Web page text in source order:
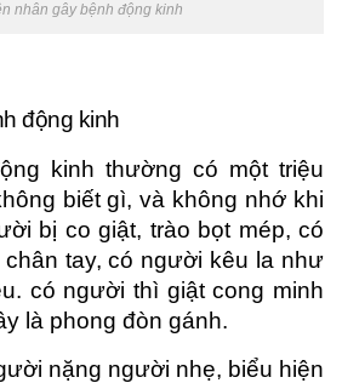
nhân gây bệnh động kinh
động kinh
kinh thường có một triệu
biết gì, và không nhớ khi
bị co giật, trào bọt mép, có
tay, có người kêu la như
có người thì giật cong minh
là phong đòn gánh.
nặng người nhẹ, biểu hiện